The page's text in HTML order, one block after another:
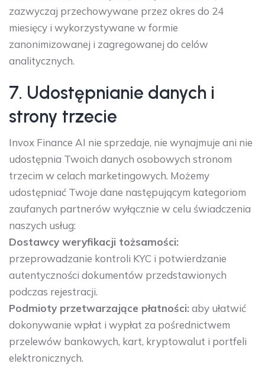
zazwyczaj przechowywane przez okres do 24
miesięcy i wykorzystywane w formie
zanonimizowanej i zagregowanej do celów
analitycznych.
7. Udostępnianie danych i
strony trzecie
Invox Finance AI nie sprzedaje, nie wynajmuje ani nie
udostępnia Twoich danych osobowych stronom
trzecim w celach marketingowych. Możemy
udostępniać Twoje dane następującym kategoriom
zaufanych partnerów wyłącznie w celu świadczenia
naszych usług:
Dostawcy weryfikacji tożsamości:
przeprowadzanie kontroli KYC i potwierdzanie
autentyczności dokumentów przedstawionych
podczas rejestracji.
Podmioty przetwarzające płatności: aby ułatwić
dokonywanie wpłat i wypłat za pośrednictwem
przelewów bankowych, kart, kryptowalut i portfeli
elektronicznych.